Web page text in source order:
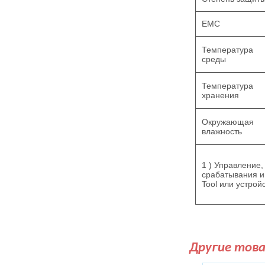
EMC
Температура
среды
Температура
хранения
Окружающая
влажность
1 )
срабатывания
Tool или
Другие